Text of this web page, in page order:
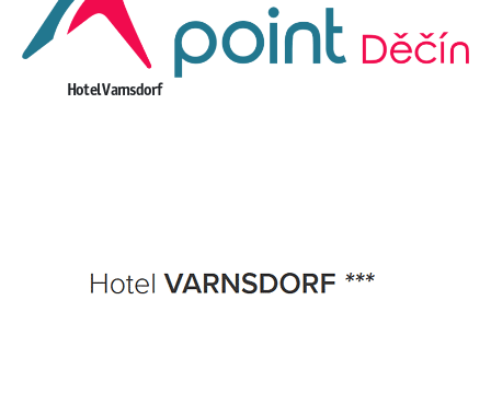
Hotel Varnsdorf